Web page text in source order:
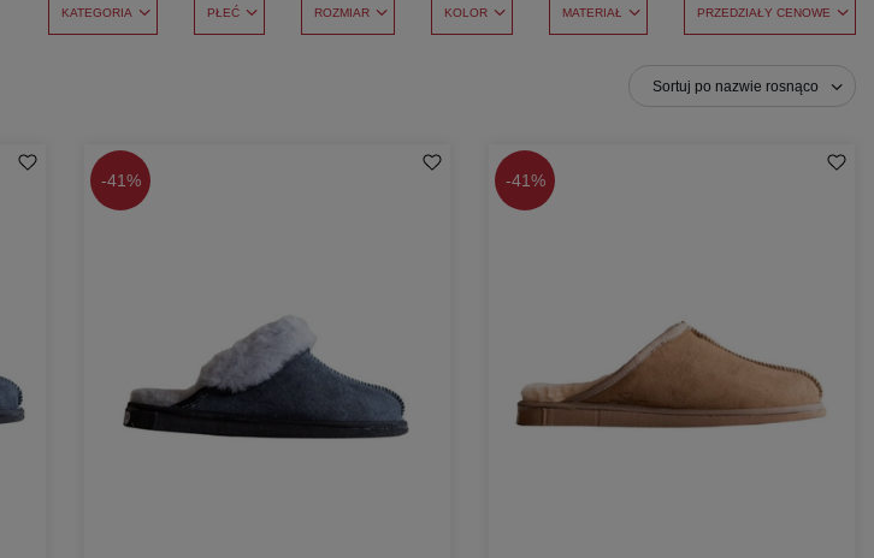
KATEGORIA PŁEĆ ROZMIAR KOLOR MATERIAŁ PRZEDZIAŁY CENOWE
Sortuj po nazwie rosnąco
-41% -41%